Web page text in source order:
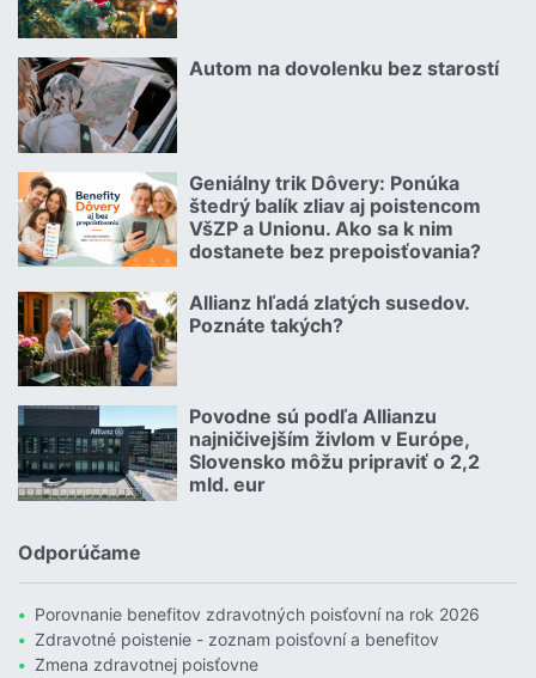
Autom na dovolenku bez starostí
02.07.2026 |
Geniálny trik Dôvery: Ponúka
štedrý balík zliav aj poistencom
VšZP a Unionu. Ako sa k nim
dostanete bez prepoisťovania?
06.07.2026 | | redakcia
Allianz hľadá zlatých susedov.
Poznáte takých?
08.07.2026 |
Povodne sú podľa Allianzu
najničivejším živlom v Európe,
Slovensko môžu pripraviť o 2,2
mld. eur
23.07.2026 |
Odporúčame
Porovnanie benefitov zdravotných poisťovní na rok 2026
Zdravotné poistenie - zoznam poisťovní a benefitov
Zmena zdravotnej poisťovne